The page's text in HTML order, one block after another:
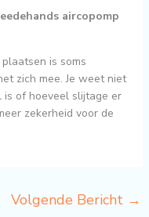
aircopomp
plaatsen is soms
zich mee. Je weet niet
is of hoeveel slijtage er
zekerheid voor de
Volgende Bericht →